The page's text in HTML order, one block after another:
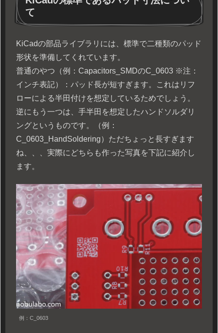
て
KiCadの部品ライブラリには、標準で二種類のパッド
形状を準備してくれています。
普通のやつ（例：Capacitors_SMDのC_0603 ※注：
インチ表記）：パッド長が短すぎます。これはリフ
ローによる半田付けを想定しているためでしょう。
逆にもう一つは、手半田を想定したハンドソルダリ
ングというものです。（例：
C_0603_HandSoldering）ただちょっと長すぎます
ね、、、実際にどちらも作った写真を下記に紹介し
ます。
例：C_0603